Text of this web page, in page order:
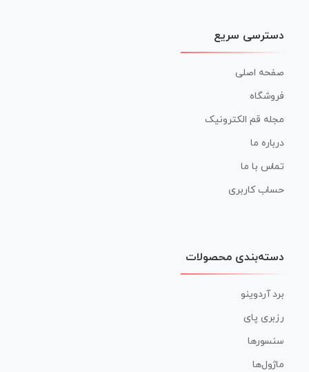
دسترسی سریع
صفحه اصلی
فروشگاه
مجله قم الکترونیک
درباره ما
تماس با ما
حساب کاربری
دسته‌بندی محصولات
برد آردوینو
رزبری پای
سنسورها
ماژول‌ها